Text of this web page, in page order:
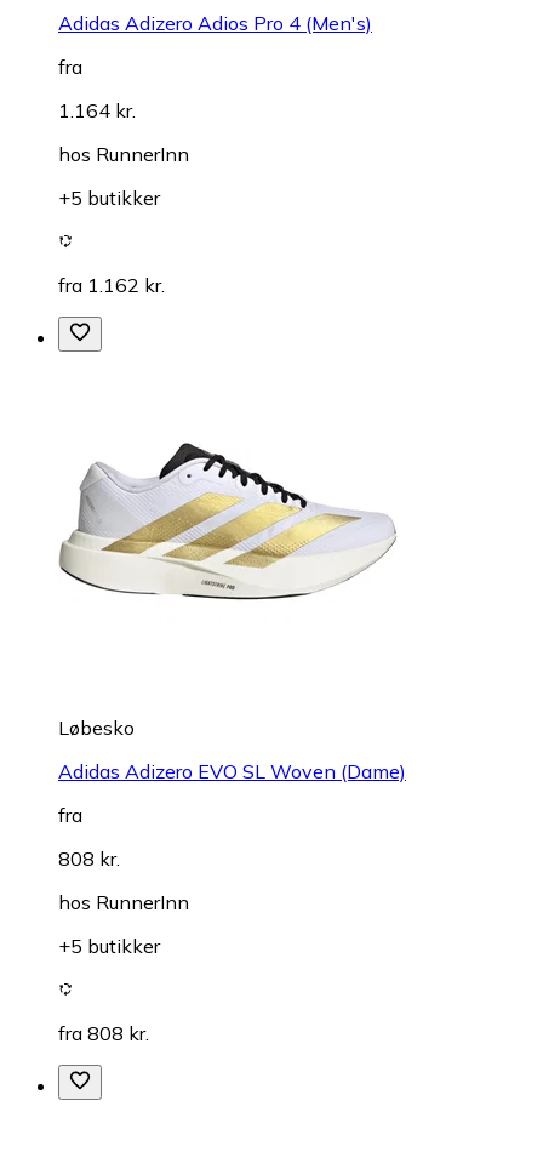
Adidas Adizero Adios Pro 4 (Men's)
fra
1.164 kr.
hos RunnerInn
+5 butikker
fra 1.162 kr.
Løbesko
Adidas Adizero EVO SL Woven (Dame)
fra
808 kr.
hos RunnerInn
+5 butikker
fra 808 kr.